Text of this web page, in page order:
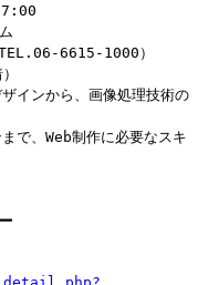
6615-1000）
インから、画像処理技術の
で、Web制作に必要なスキ